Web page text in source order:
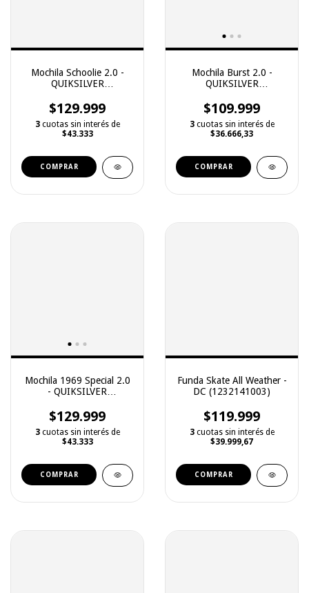
Mochila Schoolie 2.0 -
QUIKSILVER
$129.999
3 cuotas sin interés de
$43.333
COMPRAR
Mochila Burst 2.0 -
QUIKSILVER
$109.999
3 cuotas sin interés de
$36.666,33
COMPRAR
Mochila 1969 Special 2.0
- QUIKSILVER
$129.999
3 cuotas sin interés de
$43.333
COMPRAR
Funda Skate All Weather -
DC (1232141003)
$119.999
3 cuotas sin interés de
$39.999,67
COMPRAR